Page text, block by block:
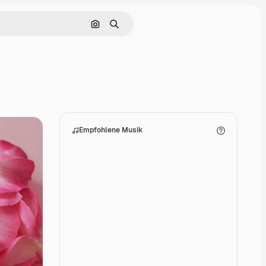
Nach Bild suchen
Suchen
Empfohlene Musik